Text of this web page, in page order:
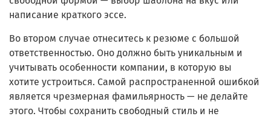
написание краткого эссе.
Во втором случае отнеситесь к резюме с большой
ответственностью. Оно должно быть уникальным и
учитывать особенности компании, в которую вы
хотите устроиться. Самой распространенной ошибкой
является чрезмерная фамильярность — не делайте
этого. Чтобы сохранить свободный стиль и не